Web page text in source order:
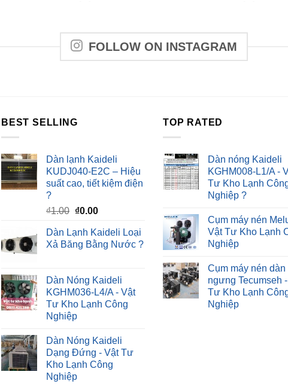
FOLLOW ON INSTAGRAM
BEST SELLING
Dàn lạnh Kaideli
KUDJ040-E2C – Hiệu
suất cao, tiết kiệm điện
?
₫1.00 Giá
là:
₫1.00.
₫0.00Giá
tại
là:
Dàn Lạnh Kaideli Loại
Xả Băng Bằng Nước ?
Dàn Nóng Kaideli
KGHM036-L4/A - Vật
Tư Kho Lạnh Công
Nghiệp
Dàn Nóng Kaideli
Dạng Đứng - Vật Tư
Kho Lạnh Công
Nghiệp
TOP RATED
Dàn nóng Kaideli
KGHM008-L1/A -
Tư Kho Lạnh
Nghiệp ?
Cụm máy nén
Vật Tư Kho Lạnh
Nghiệp
Cụm máy nén dàn
ngưng Tecumseh
Tư Kho Lạnh
Nghiệp